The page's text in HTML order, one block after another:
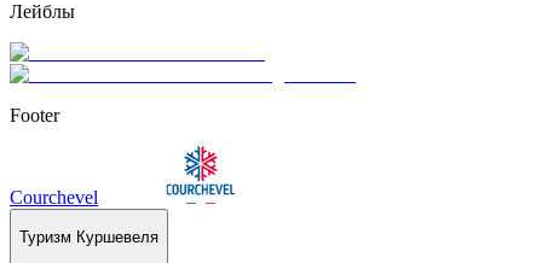
Лейблы
Footer
Courchevel
Туризм Куршевеля